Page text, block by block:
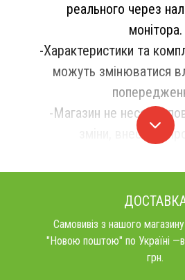
реального через
монітора.
-Характеристики та
можуть змінюватися
-Магазин не несе
зміни, внесені
Самовивіз з нашого
"Новою поштою" по Україні
грн.